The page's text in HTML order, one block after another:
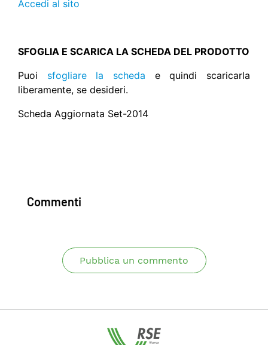
Accedi al sito
SFOGLIA E SCARICA LA SCHEDA DEL PRODOTTO
Puoi sfogliare la scheda e quindi scaricarla
liberamente, se desideri.
Scheda Aggiornata Set-2014
Commenti
Pubblica un commento